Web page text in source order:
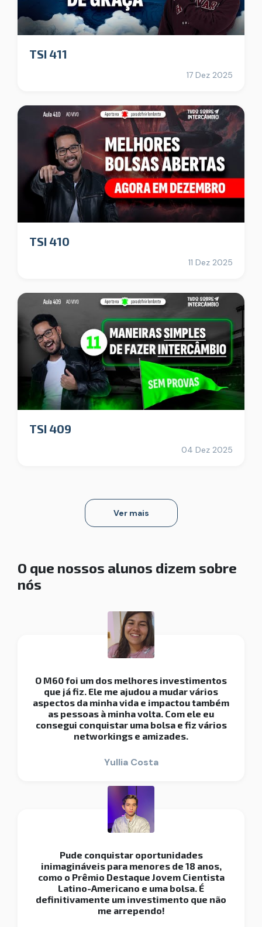
TSI 411
17 Dez 2025
TSI 410
11 Dez 2025
TSI 409
04 Dez 2025
Ver mais
O que nossos alunos dizem sobre
nós
O M60 foi um dos melhores investimentos
que já fiz. Ele me ajudou a mudar vários
aspectos da minha vida e impactou também
as pessoas à minha volta. Com ele eu
consegui conquistar uma bolsa e fiz vários
networkings e amizades.
Yullia Costa
Pude conquistar oportunidades
inimagináveis para menores de 18 anos,
como o Prêmio Destaque Jovem Cientista
Latino-Americano e uma bolsa. É
definitivamente um investimento que não
me arrependo!